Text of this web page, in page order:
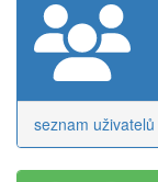
seznam